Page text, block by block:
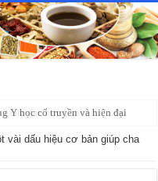
Y học cổ truyền và hiện đại
vài dấu hiệu cơ bản giúp cha